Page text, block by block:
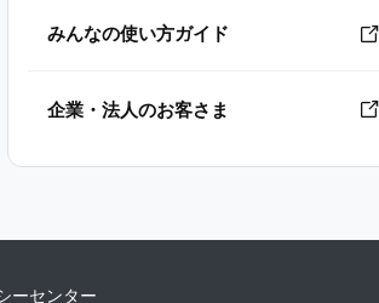
みんなの使い方ガイド
企業・法人のお客さま
ーセンター